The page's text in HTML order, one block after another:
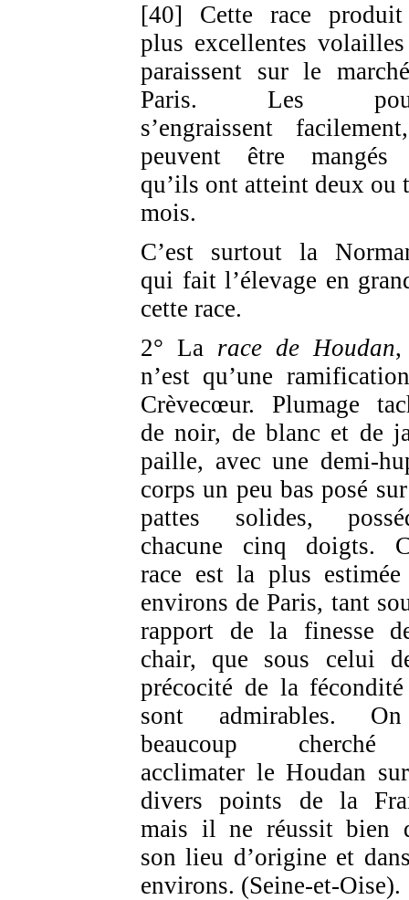
[40] Cette race
plus excellentes
paraissent sur le
Paris. Les
s’engraissent
peuvent être mangés
qu’ils ont atteint deux ou
mois.
C’est surtout la
qui fait l’élevage en
cette race.
2° La race de Houdan,
n’est qu’une
Crèvecœur. Plumage
de noir, de blanc et de
paille, avec une demi-
corps un peu bas posé
pattes solides,
chacune cinq doigts.
race est la plus estimée
environs de Paris, tant
rapport de la finesse
chair, que sous celui
précocité de la
sont admirables.
beaucoup
acclimater le Houdan
divers points de la
mais il ne réussit bien
son lieu d’origine et
environs. (Seine-et-Oise).